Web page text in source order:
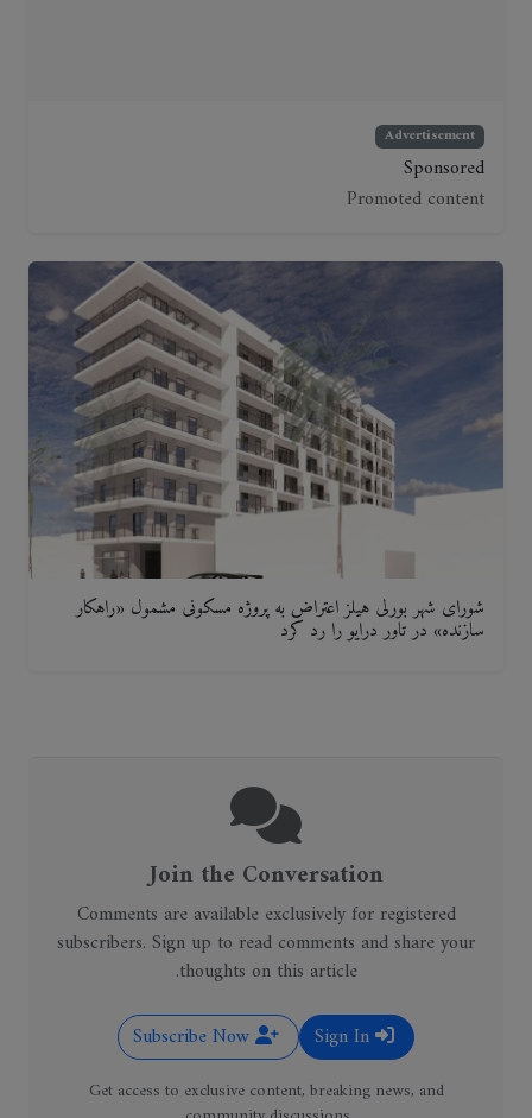
Advertisement
Sponsored
Promoted content
شورای شهر بورلی هیلز اعتراض به پروژه مسکونی مشمول «راهکار
سازنده» در تاور درایو را رد کرد
Join the Conversation
Comments are available exclusively for registered
subscribers. Sign up to read comments and share your
thoughts on this article.
Get access to exclusive content, breaking news, and